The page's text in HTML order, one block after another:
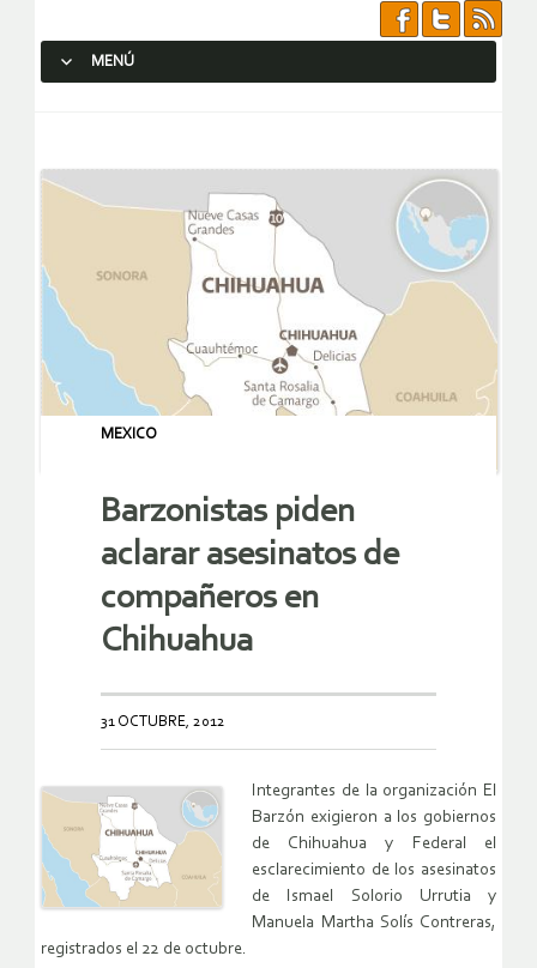
MENÚ
MEXICO
Barzonistas piden
aclarar asesinatos de
compañeros en
Chihuahua
31 OCTUBRE, 2012
Integrantes de la organización El
Barzón exigieron a los gobiernos
de Chihuahua y Federal el
esclarecimiento de los asesinatos
de Ismael Solorio Urrutia y
Manuela Martha Solís Contreras,
registrados el 22 de octubre.